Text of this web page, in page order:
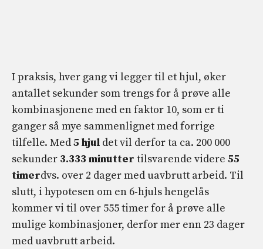
I praksis, hver gang vi legger til et hjul, øker
antallet sekunder som trengs for å prøve alle
kombinasjonene med en faktor 10, som er ti
ganger så mye sammenlignet med forrige
tilfelle. Med5 hjul det vil derfor ta ca. 200 000
sekunder 3.333 minutter tilsvarende videre 55
timerdvs. over 2 dager med uavbrutt arbeid. Til
slutt, i hypotesen om en 6-hjuls hengelås
kommer vi til over 555 timer for å prøve alle
mulige kombinasjoner, derfor mer enn 23 dager
med uavbrutt arbeid.